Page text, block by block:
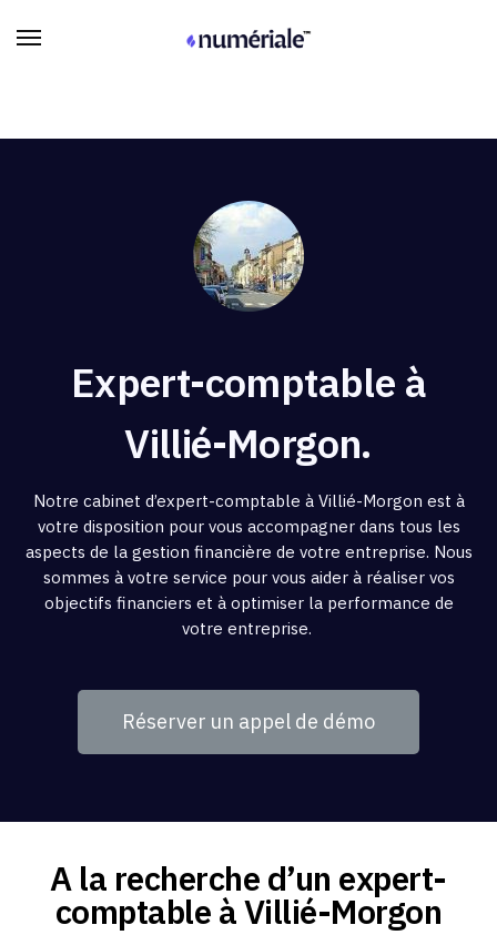
Expert-comptable à
Villié-Morgon.
Notre cabinet d’expert-comptable à Villié-Morgon est à
votre disposition pour vous accompagner dans tous les
aspects de la gestion financière de votre entreprise. Nous
sommes à votre service pour vous aider à réaliser vos
objectifs financiers et à optimiser la performance de
votre entreprise.
Réserver un appel de démo
A la recherche d’un expert-
comptable à Villié-Morgon